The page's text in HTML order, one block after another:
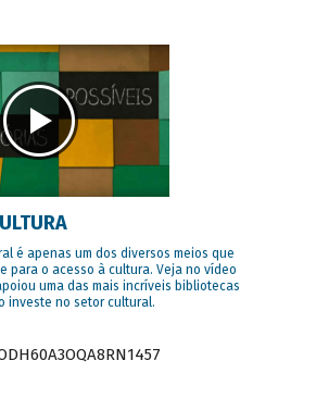
é apenas um dos diversos meios que
para o acesso à cultura. Veja no vídeo
uma das mais incríveis bibliotecas
investe no setor cultural.